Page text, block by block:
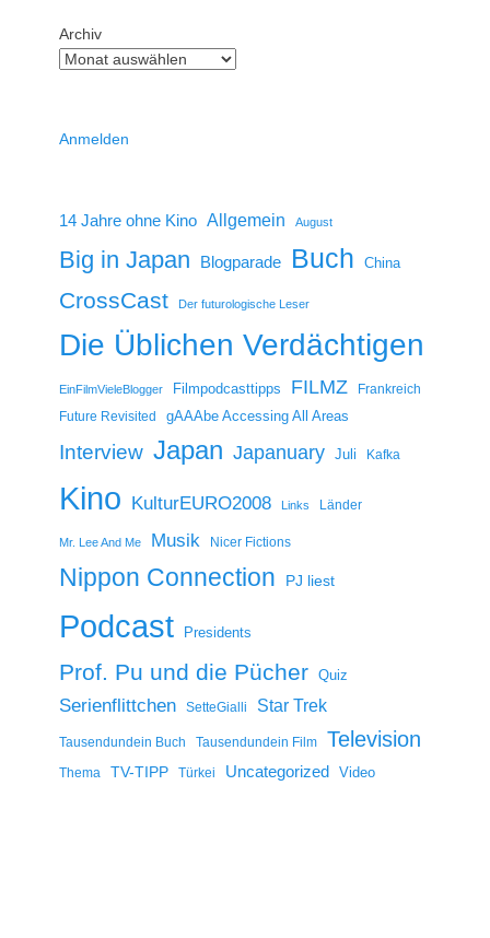
Archiv
Anmelden
14 Jahre ohne Kino Allgemein August
Big in Japan Blogparade Buch China
CrossCast Der futurologische Leser
Die Üblichen Verdächtigen
EinFilmVieleBlogger Filmpodcasttipps FILMZ
Frankreich
Future Revisited
gAAAbe Accessing All Areas
Interview Japan Japanuary Juli Kafka
Kino KulturEURO2008 Links Länder
Mr. Lee And Me Musik Nicer Fictions
Nippon Connection PJ liest
Podcast Presidents
Prof. Pu und die Pücher Quiz
Serienflittchen SetteGialli Star Trek
Tausendundein Buch Tausendundein Film Television
Thema TV-TIPP Türkei Uncategorized Video